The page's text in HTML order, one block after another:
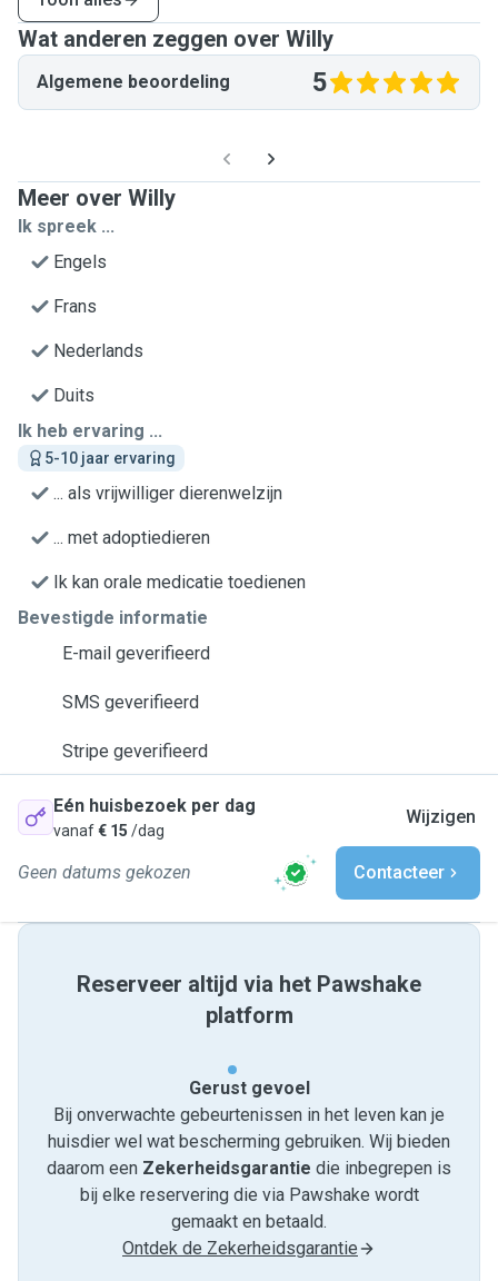
Wat anderen zeggen over Willy
Algemene beoordeling 5
Meer over Willy
Ik spreek ...
Engels
Frans
Nederlands
Duits
Ik heb ervaring ...
5-10 jaar ervaring
... als vrijwilliger dierenwelzijn
... met adoptiedieren
Ik kan orale medicatie toedienen
Bevestigde informatie
E-mail geverifieerd
SMS geverifieerd
Stripe geverifieerd
Eén huisbezoek per dag
vanaf€ 15 /dag
Wijzigen
Geen datums gekozen Contacteer
Reserveer altijd via het Pawshake
platform
Gerust gevoel
Bij onverwachte gebeurtenissen in het leven kan je
huisdier wel wat bescherming gebruiken. Wij bieden
daarom een Zekerheidsgarantie die inbegrepen is
bij elke reservering die via Pawshake wordt
gemaakt en betaald.
Ontdek de Zekerheidsgarantie